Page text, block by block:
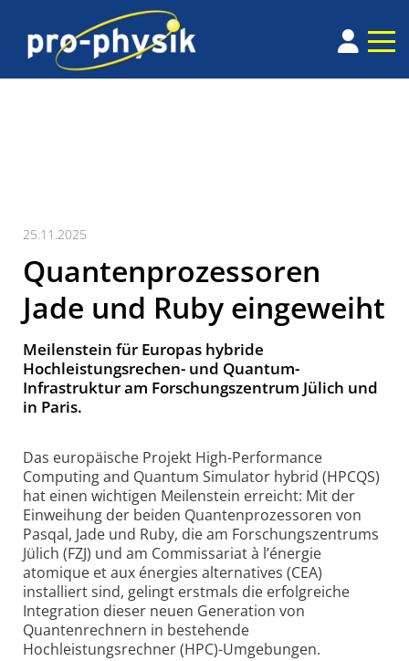
25.11.2025
Quantenprozessoren
Jade und Ruby eingeweiht
Meilenstein für Europas hybride
Hochleistungsrechen- und Quantum-
Infrastruktur am Forschungszentrum Jülich und
in Paris.
Das europäische Projekt High-Performance
Computing and Quantum Simulator hybrid (HPCQS)
hat einen wichtigen Meilenstein erreicht: Mit der
Einweihung der beiden Quantenprozessoren von
Pasqal, Jade und Ruby, die am Forschungszentrums
Jülich (FZJ) und am Commissariat à l’énergie
atomique et aux énergies alternatives (CEA)
installiert sind, gelingt erstmals die erfolgreiche
Integration dieser neuen Generation von
Quantenrechnern in bestehende
Hochleistungsrechner (HPC)-Umgebungen.